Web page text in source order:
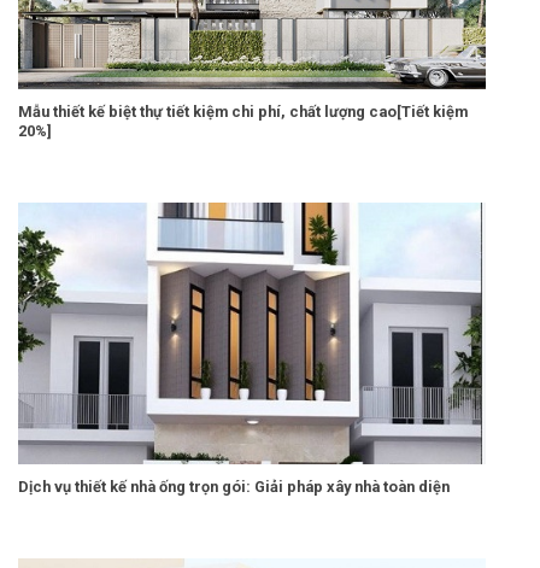
Mẫu thiết kế biệt thự tiết kiệm chi phí, chất lượng cao[Tiết kiệm
20%]
Dịch vụ thiết kế nhà ống trọn gói: Giải pháp xây nhà toàn diện